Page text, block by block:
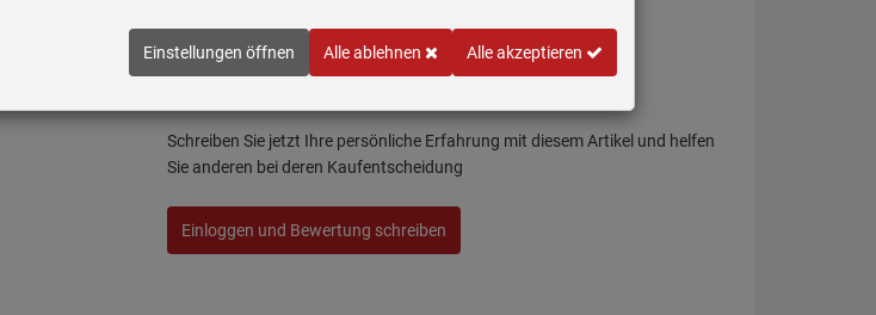
Bewertungen
Schreiben Sie jetzt Ihre persönliche Erfahrung mit diesem Artikel und helfen
Sie anderen bei deren Kaufentscheidung
Einloggen und Bewertung schreiben
Einstellungen öffnen Alle ablehnen Alle akzeptieren